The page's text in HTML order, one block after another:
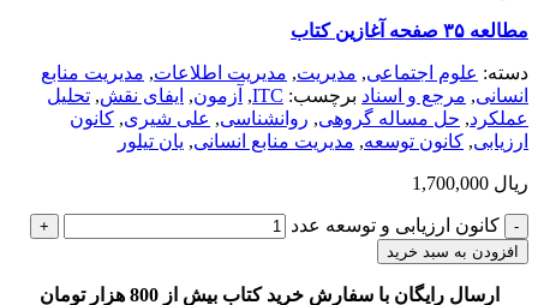
مطالعه ۳۵ صفحه آغازین کتاب
دسته: علوم اجتماعی, مديريت, مدیریت اطلاعات, مدیریت منابع
انسانی, مرجع و اسناد برچسب: ITC
, آزمون, ایفای نقش, تحلیل
عملکرد, حل مساله گروهی, روانشناسی, علی شیری, کانون
ارزیابی, کانون توسعه, مدیریت منابع انسانی, یان تیلور
ریال
کانون ارزیابی و توسعه عدد
افزودن به سبد خرید
ارسال رایگان با سفارش خرید کتاب بیش از 800 هزار تومان